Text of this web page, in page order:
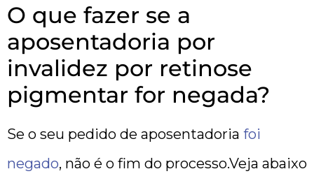
O que fazer se a
aposentadoria por
invalidez por retinose
pigmentar for negada?
Se o seu pedido de aposentadoria foi
negado, não é o fim do processo.Veja abaixo